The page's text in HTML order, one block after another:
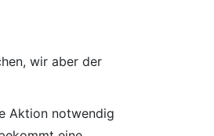
wir aber der
Aktion notwendig